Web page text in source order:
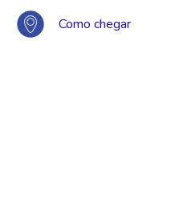
Como chegar